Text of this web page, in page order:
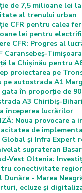
de 7,5 milioane lei
al trenului urban
CFR pentru calea
lei pentru
CFR: Progres al
Caransebeș-
la Chișinău pentru
proiectarea pe
pe autostrada A1
în proporție de
A3 Chiribiș-
începerea lucrărilor
Noua provocare a
de
Global și Infra Expert
suprateran
Vest Oltenia:
conectivitate
Dunăre - Marea
ecluze și